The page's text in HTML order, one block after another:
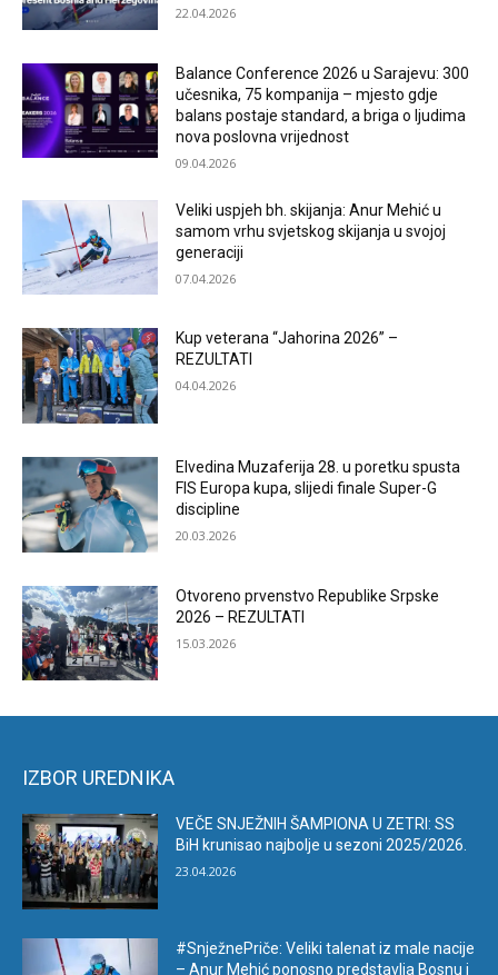
22.04.2026
Balance Conference 2026 u Sarajevu: 300
učesnika, 75 kompanija – mjesto gdje
balans postaje standard, a briga o ljudima
nova poslovna vrijednost
09.04.2026
Veliki uspjeh bh. skijanja: Anur Mehić u
samom vrhu svjetskog skijanja u svojoj
generaciji
07.04.2026
Kup veterana “Jahorina 2026” –
REZULTATI
04.04.2026
Elvedina Muzaferija 28. u poretku spusta
FIS Europa kupa, slijedi finale Super-G
discipline
20.03.2026
Otvoreno prvenstvo Republike Srpske
2026 – REZULTATI
15.03.2026
IZBOR UREDNIKA
VEČE SNJEŽNIH ŠAMPIONA U ZETRI: SS
BiH krunisao najbolje u sezoni 2025/2026.
23.04.2026
#SnježnePriče: Veliki talenat iz male nacije
– Anur Mehić ponosno predstavlja Bosnu i